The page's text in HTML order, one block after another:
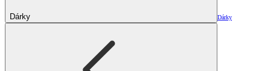
Dárky Dárky